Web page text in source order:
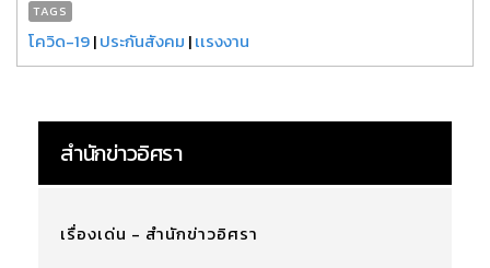
TAGS
โควิด-19|ประกันสังคม |เเรงงาน
สำนักข่าวอิศรา
เรื่องเด่น - สำนักข่าวอิศรา